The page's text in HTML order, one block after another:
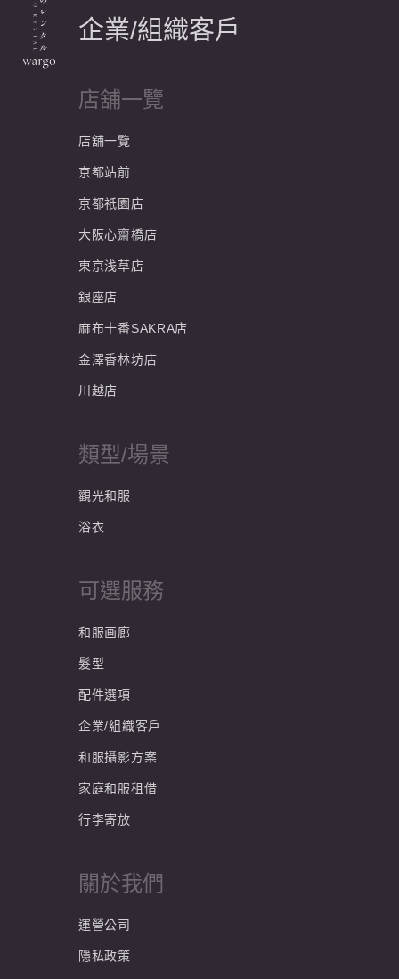
企業/組織客戶
店舖一覽
店舖一覽
京都站前
京都祇園店
大阪心齋橋店
東京浅草店
銀座店
麻布十番SAKRA店
金澤香林坊店
川越店
類型/場景
觀光和服
浴衣
可選服務
和服画廊
髮型
配件選項
企業/組織客戶
和服攝影方案
家庭和服租借
行李寄放
關於我們
運營公司
隱私政策